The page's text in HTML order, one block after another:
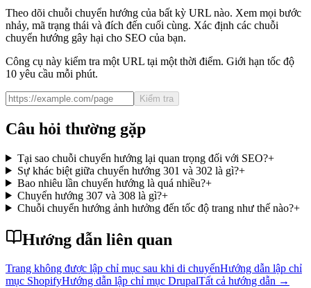
Theo dõi chuỗi chuyển hướng của bất kỳ URL nào. Xem mọi bước
nhảy, mã trạng thái và đích đến cuối cùng. Xác định các chuỗi
chuyển hướng gây hại cho SEO của bạn.
Công cụ này kiểm tra một URL tại một thời điểm. Giới hạn tốc độ
10 yêu cầu mỗi phút.
Kiểm tra
Câu hỏi thường gặp
Tại sao chuỗi chuyển hướng lại quan trọng đối với SEO?+
Sự khác biệt giữa chuyển hướng 301 và 302 là gì?+
Bao nhiêu lần chuyển hướng là quá nhiều?+
Chuyển hướng 307 và 308 là gì?+
Chuỗi chuyển hướng ảnh hưởng đến tốc độ trang như thế nào?+
Hướng dẫn liên quan
Trang không được lập chỉ mục sau khi di chuyểnHướng dẫn lập chỉ
mục ShopifyHướng dẫn lập chỉ mục DrupalTất cả hướng dẫn →